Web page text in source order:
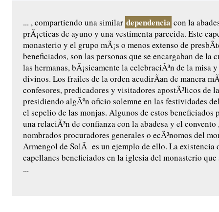
... , compartiendo una similar dependencia con la
prÃ¡cticas de ayuno y una vestimenta parecida. Este
monasterio y el grupo mÃ¡s o menos extenso de
beneficiados, son las personas que se encargaban de la
las hermanas, bÃ¡sicamente la celebraciÃ³n de la misa
divinos. Los frailes de la orden acudirÃ­an de manera
confesores, predicadores y visitadores apostÃ³licos de
presidiendo algÃºn oficio solemne en las festividades
el sepelio de las monjas. Algunos de estos beneficiados
una relaciÃ³n de confianza con la abadesa y el convento
nombrados procuradores generales o ecÃ³nomos del
Armengol de SolÃ es un ejemplo de ello. La existencia
capellanes beneficiados en la iglesia del monasterio que
...